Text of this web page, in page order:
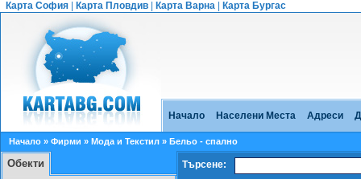
Карта София Карта Пловдив Карта Варна Карта Бургас
Начало Населени Места Адреси
Начало » Фирми » Мода и Текстил » Бельо - спално
Обекти Търсене: